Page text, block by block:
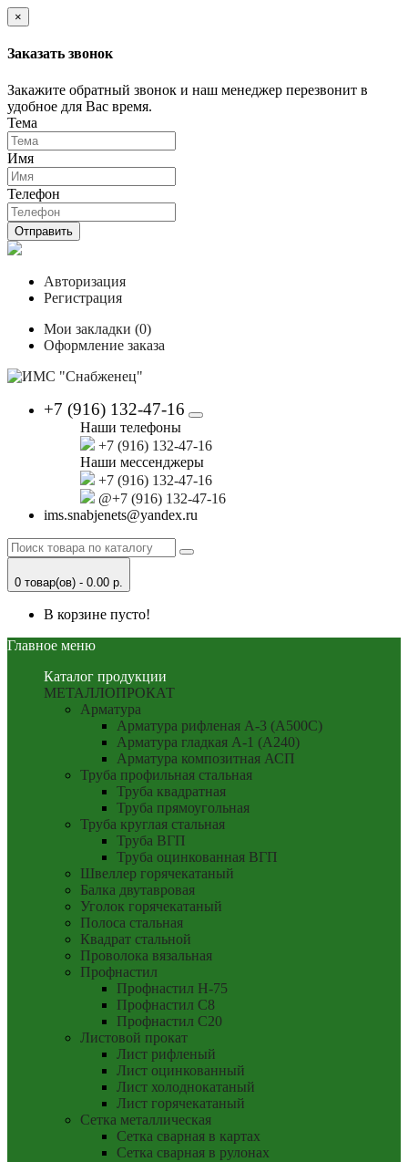
×
Заказать звонок
Закажите обратный звонок и наш менеджер перезвонит в
удобное для Вас время.
Тема
Имя
Телефон
Отправить
Авторизация
Регистрация
Мои закладки (0)
Оформление заказа
+7 (916) 132-47-16
Наши телефоны
+7 (916) 132-47-16
Наши мессенджеры
+7 (916) 132-47-16
@+7 (916) 132-47-16
ims.snabjenets@yandex.ru
0 товар(ов) - 0.00 р.
В корзине пусто!
Главное меню
Каталог продукции
МЕТАЛЛОПРОКАТ
Арматура
Арматура рифленая А-3 (А500С)
Арматура гладкая А-1 (А240)
Арматура композитная АСП
Труба профильная стальная
Труба квадратная
Труба прямоугольная
Труба круглая стальная
Труба ВГП
Труба оцинкованная ВГП
Швеллер горячекатаный
Балка двутавровая
Уголок горячекатаный
Полоса стальная
Квадрат стальной
Проволока вязальная
Профнастил
Профнастил Н-75
Профнастил С8
Профнастил С20
Листовой прокат
Лист рифленый
Лист оцинкованный
Лист холоднокатаный
Лист горячекатаный
Сетка металлическая
Сетка сварная в картах
Сетка сварная в рулонах